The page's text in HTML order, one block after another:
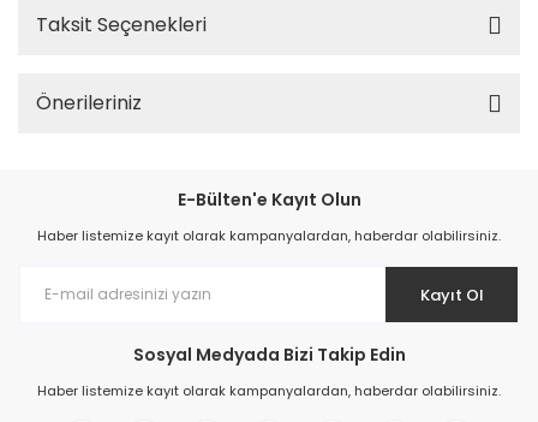
Taksit Seçenekleri
Önerileriniz
E-Bülten'e Kayıt Olun
Haber listemize kayıt olarak kampanyalardan, haberdar olabilirsiniz.
Kayıt Ol
Sosyal Medyada Bizi Takip Edin
Haber listemize kayıt olarak kampanyalardan, haberdar olabilirsiniz.